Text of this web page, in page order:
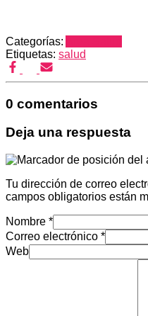
Categorías:
Etiquetas: salud
0 comentarios
Deja una respuesta
Tu dirección de correo
campos obligatorios están
Nombre *
Correo electrónico *
Web